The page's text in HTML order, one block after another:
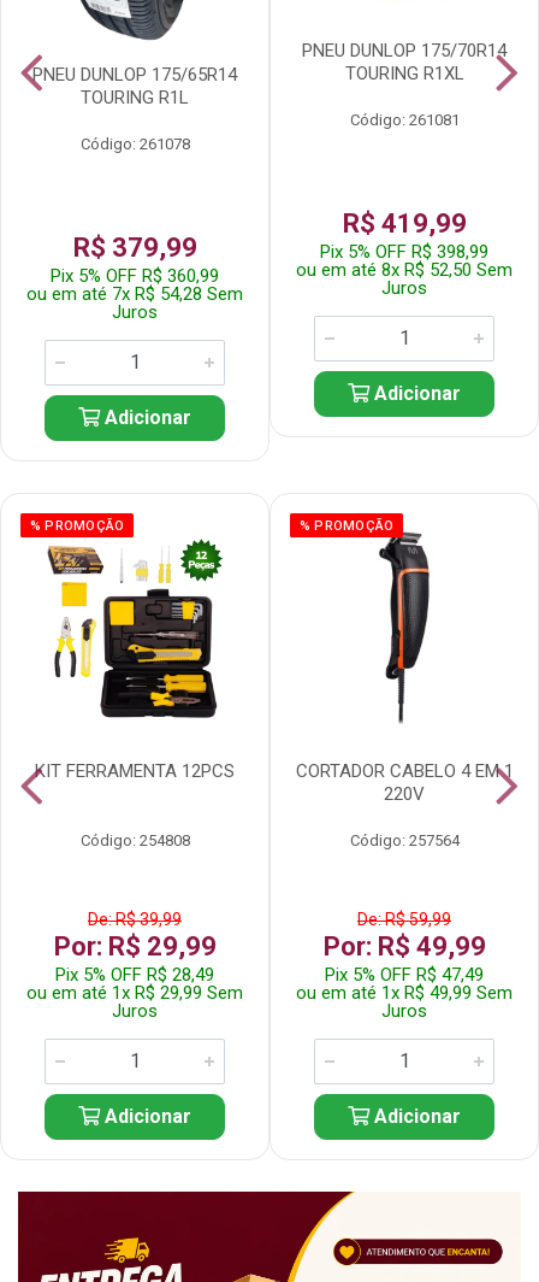
PNEU DUNLOP 175/65R14
TOURING R1L
Código: 261078
R$ 379,99
Pix 5% OFF R$ 360,99
ou em até 7x R$ 54,28 Sem
Juros
Adicionar
PNEU DUNLOP 175/70R14
TOURING R1XL
Código: 261081
R$ 419,99
Pix 5% OFF R$ 398,99
ou em até 8x R$ 52,50 Sem
Juros
Adicionar
% PROMOÇÃO
KIT FERRAMENTA 12PCS
Código: 254808
De: R$ 39,99
Por: R$ 29,99
Pix 5% OFF R$ 28,49
ou em até 1x R$ 29,99 Sem
Juros
Adicionar
% PROMOÇÃO
CORTADOR CABELO 4 EM 1
220V
Código: 257564
De: R$ 59,99
Por: R$ 49,99
Pix 5% OFF R$ 47,49
ou em até 1x R$ 49,99 Sem
Juros
Adicionar